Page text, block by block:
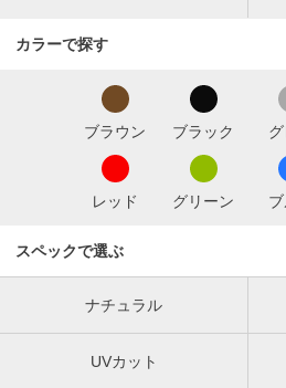
カラーで探す
ブラウン ブラック
レッド グリーン
スペックで選ぶ
ナチュラル
UVカット